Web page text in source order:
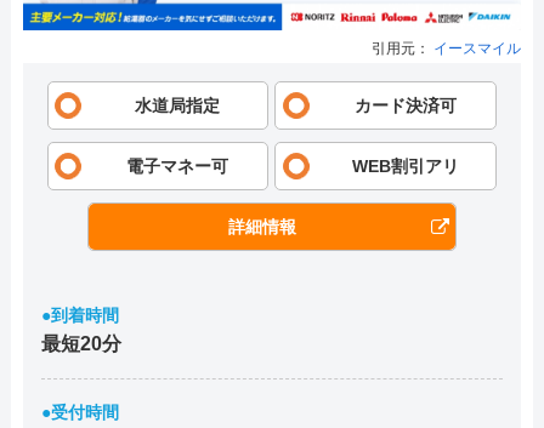
引用元： イースマイル
水道局指定 カード決済可
電子マネー可 WEB割引アリ
詳細情報
●到着時間
最短20分
●受付時間